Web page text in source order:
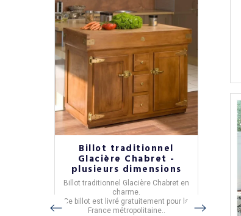
Billot traditionnel
Glacière Chabret -
plusieurs dimensions
Billot traditionnel Glacière Chabret en
charme.
Ce billot est livré gratuitement pour la
France métropolitaine..
-